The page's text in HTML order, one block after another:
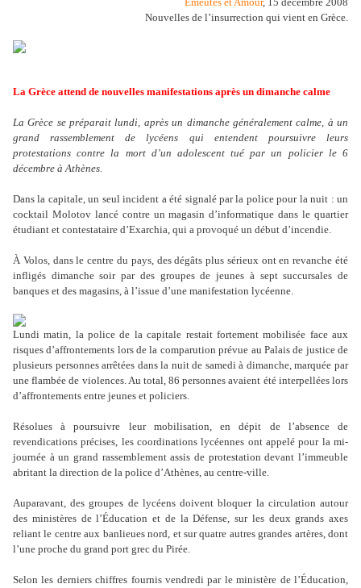
Nouvelles de l’insurrection qui vient en Grèce.
La Grèce attend de nouvelles manifestations après un dimanche calme
La Grèce se préparait lundi, après un dimanche généralement calme, à un
grand rassemblement de lycéens qui entendent poursuivre leurs
protestations contre la mort d’un adolescent tué par un policier le 6
décembre à Athènes.
Dans la capitale, un seul incident a été signalé par la police pour la nuit : un
cocktail Molotov lancé contre un magasin d’informatique dans le quartier
étudiant et contestataire d’Exarchia, qui a provoqué un début d’incendie.
À Volos, dans le centre du pays, des dégâts plus sérieux ont en revanche été
infligés dimanche soir par des groupes de jeunes à sept succursales de
banques et des magasins, à l’issue d’une manifestation lycéenne.
Lundi matin, la police de la capitale restait fortement mobilisée face aux
risques d’affrontements lors de la comparution prévue au Palais de justice de
plusieurs personnes arrêtées dans la nuit de samedi à dimanche, marquée par
une flambée de violences. Au total, 86 personnes avaient été interpellées lors
d’affrontements entre jeunes et policiers.
Résolues à poursuivre leur mobilisation, en dépit de l’absence de
revendications précises, les coordinations lycéennes ont appelé pour la mi-
journée à un grand rassemblement assis de protestation devant l’immeuble
abritant la direction de la police d’Athènes, au centre-ville.
Auparavant, des groupes de lycéens doivent bloquer la circulation autour
des ministères de l’Éducation et de la Défense, sur les deux grands axes
reliant le centre aux banlieues nord, et sur quatre autres grandes artères, dont
l’une proche du grand port grec du Pirée.
Selon les derniers chiffres fournis vendredi par le ministère de l’Éducation,